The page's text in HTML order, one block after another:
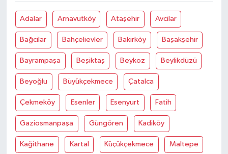
Adalar Arnavutköy Ataşehir Avcilar
Bağcilar Bahçelievler Bakirköy Başakşehir
Bayrampaşa Beşiktaş Beykoz Beylikdüzü
Beyoğlu Büyükçekmece Çatalca
Çekmeköy Esenler Esenyurt Fatih
Gaziosmanpaşa Güngören Kadiköy
Kağithane Kartal Küçükçekmece Maltepe